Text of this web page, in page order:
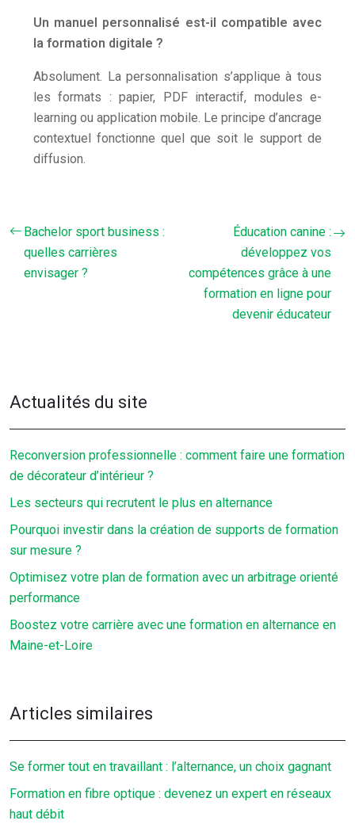
Un manuel personnalisé est-il compatible avec
la formation digitale ?
Absolument. La personnalisation s’applique à tous
les formats : papier, PDF interactif, modules e-
learning ou application mobile. Le principe d’ancrage
contextuel fonctionne quel que soit le support de
diffusion.
Bachelor sport business :
quelles carrières
envisager ?
Éducation canine :
développez vos
compétences grâce à une
formation en ligne pour
devenir éducateur
Actualités du site
Reconversion professionnelle : comment faire une formation
de décorateur d’intérieur ?
Les secteurs qui recrutent le plus en alternance
Pourquoi investir dans la création de supports de formation
sur mesure ?
Optimisez votre plan de formation avec un arbitrage orienté
performance
Boostez votre carrière avec une formation en alternance en
Maine-et-Loire
Articles similaires
Se former tout en travaillant : l’alternance, un choix gagnant
Formation en fibre optique : devenez un expert en réseaux
haut débit